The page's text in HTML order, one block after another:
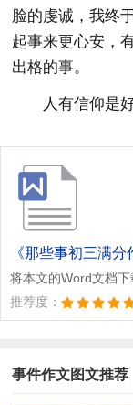
脸的虔诚，我终
起事来更心安，
出格的事。
人有信仰是
《那些事初三满分
将本文的Word文档
推荐度：
事件作文图文推荐